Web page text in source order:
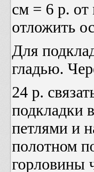
см = 6 р. от
отложить
Для
гладью.
24 р.
подкладки
петлями и
полотном
горловины